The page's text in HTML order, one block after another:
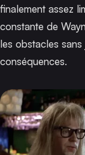
finalement assez
constante de
les obstacles
conséquences.